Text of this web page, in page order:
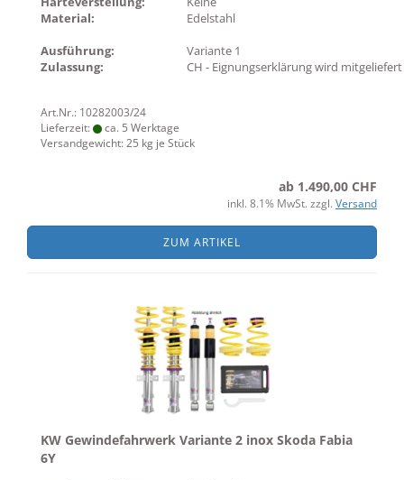
Material:
Edelstahl
Ausführung:
Variante 1
Zulassung:
CH - Eignungserklärung wird mitgeliefert
Art.Nr.: 10282003/24
Lieferzeit:
ca. 5 Werktage
Versandgewicht:25 kg je Stück
ab 1.490,00 CHF
inkl. 8.1% MwSt. zzgl. Versand
ZUM ARTIKEL
KW Gewindefahrwerk Variante 2 inox Skoda Fabia
6Y